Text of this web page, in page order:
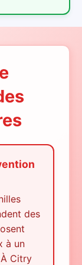
des
à un
À Citry